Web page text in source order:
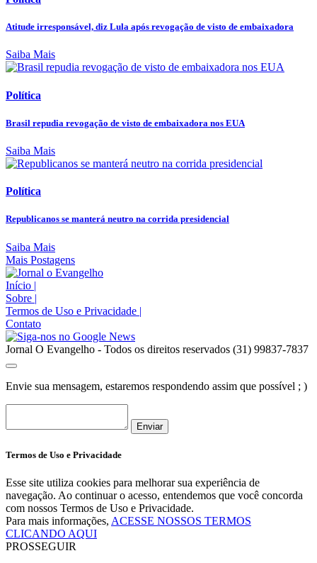
Atitude irresponsável, diz Lula após revogação de visto de embaixadora
Saiba Mais
Política
Brasil repudia revogação de visto de embaixadora nos EUA
Saiba Mais
Política
Republicanos se manterá neutro na corrida presidencial
Saiba Mais
Mais Postagens
Início |
Sobre |
Termos de Uso e Privacidade |
Contato
Jornal O Evangelho - Todos os direitos reservados (31) 99837-7837
Envie sua mensagem, estaremos respondendo assim que possível ; )
Enviar
Termos de Uso e Privacidade
Esse site utiliza cookies para melhorar sua experiência de
navegação. Ao continuar o acesso, entendemos que você concorda
com nossos Termos de Uso e Privacidade.
Para mais informações, ACESSE NOSSOS TERMOS
CLICANDO AQUI
PROSSEGUIR